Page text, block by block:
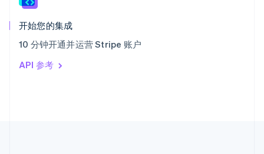
开始您的集成
10 分钟开通并运营 Stripe 账户
API 参考
匈牙利
English
ItalianoEnglish
印度
English